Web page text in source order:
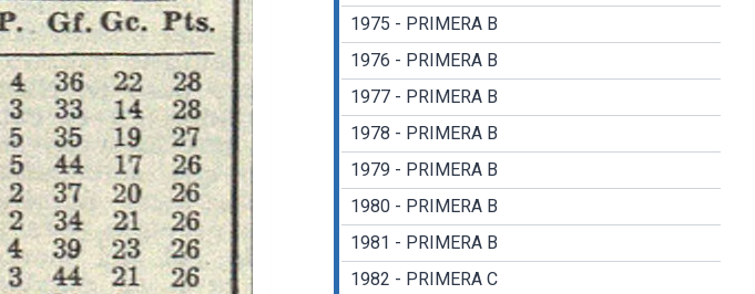
1975 - PRIMERA B
1976 - PRIMERA B
1977 - PRIMERA B
1978 - PRIMERA B
1979 - PRIMERA B
1980 - PRIMERA B
1981 - PRIMERA B
1982 - PRIMERA C